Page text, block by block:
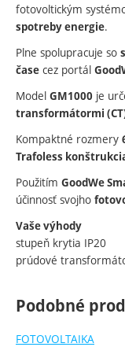
fotovoltickým
spotreby energie.
Plne spolupracuje so
čase cez portál
Model GM1000 je
transformátormi
Kompaktné rozmery
Trafoless
Použitím GoodWe
účinnosť svojho
Vaše výhody
stupeň krytia IP20
prúdové
Podobné
FOTOVOLTAIKA